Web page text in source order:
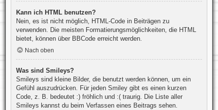
Kann ich HTML benutzen?
Nein, es ist nicht möglich, HTML-Code in Beiträgen zu
verwenden. Die meisten Formatierungsmöglichkeiten, die HTML
bietet, können über BBCode erreicht werden.
Nach oben
Was sind Smileys?
Smileys sind kleine Bilder, die benutzt werden können, um ein
Gefühl auszudrücken. Für jeden Smiley gibt es einen kurzen
Code, z. B. bedeutet :) fröhlich und :( traurig. Die Liste aller
Smileys kannst du beim Verfassen eines Beitrags sehen.